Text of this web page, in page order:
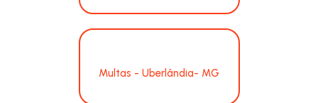
Multas - Uberlândia- MG